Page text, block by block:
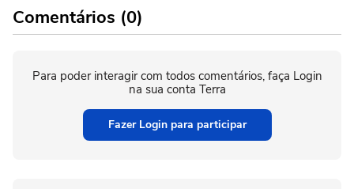
Comentários (0)
Para poder interagir com todos comentários, faça Login
na sua conta Terra
Fazer Login para participar